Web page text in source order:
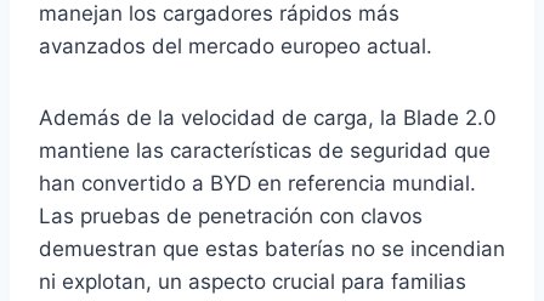
manejan los cargadores rápidos más
avanzados del mercado europeo actual.
Además de la velocidad de carga, la Blade 2.0
mantiene las características de seguridad que
han convertido a BYD en referencia mundial.
Las pruebas de penetración con clavos
demuestran que estas baterías no se incendian
ni explotan, un aspecto crucial para familias